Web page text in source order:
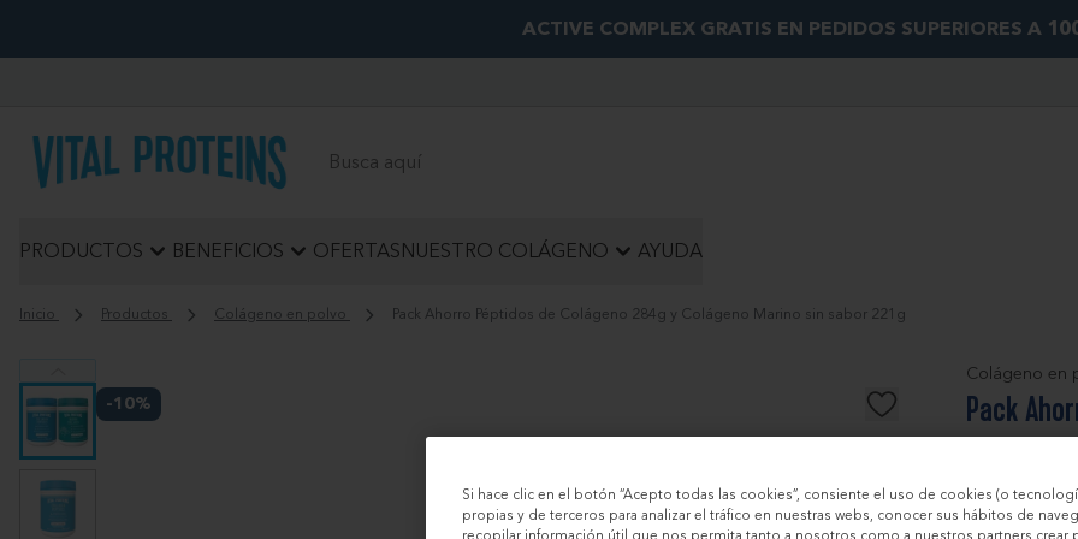
ACTIVE COMPLEX GRATIS EN PEDIDOS SUPERIORES A
Buscar
PRODUCTOS BENEFICIOS OFERTASNUESTRO COLÁGENO AYUDA
Inicio Productos Colágeno en polvo Pack Ahorro Péptidos de Colágeno 284g y Colágeno Marino sin sabor 221g
View larger image
View larger image
-10%
Colágeno en
Pack
Si hace clic en el botón “Acepto todas las cookies”, consiente el uso de cookies (o
propias y de terceros para analizar el tráfico en nuestras webs, conocer sus hábitos de